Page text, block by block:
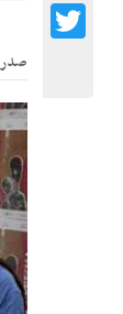
صدر